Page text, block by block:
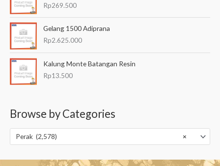
Rp269.500
Gelang 1500 Adiprana
Rp2.625.000
Kalung Monte Batangan Resin
Rp13.500
Browse by Categories
×
Perak (2,578)